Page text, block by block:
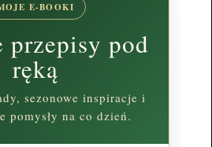
E-BOOKI
przepisy pod
ręką
sezonowe inspiracje i
pomysły na co dzień.